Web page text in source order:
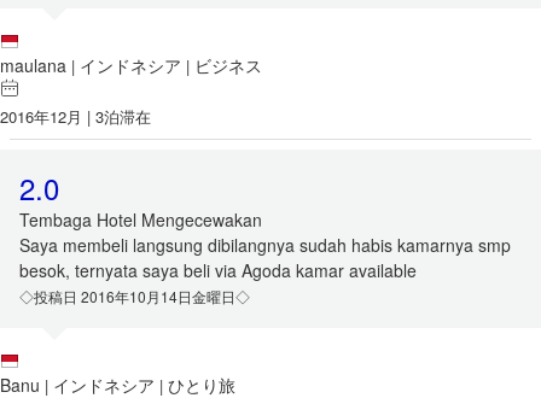
maulana | インドネシア | ビジネス
2016年12月 | 3泊滞在
2.0
Tembaga Hotel Mengecewakan
Saya membeli langsung dibilangnya sudah habis kamarnya smp
besok, ternyata saya beli via Agoda kamar available
◇投稿日 2016年10月14日金曜日◇
Banu | インドネシア | ひとり旅